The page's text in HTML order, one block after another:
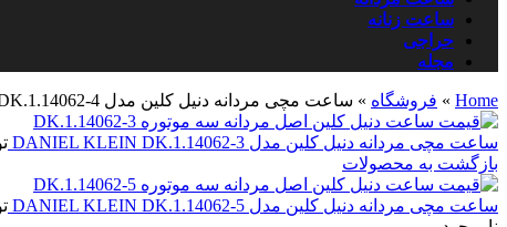
ساعت زنانه
حراجی
مجله
Home
» فروشگاه » ساعت مچی مردانه دنیل کلین مدل DANIEL KLEIN DK.1.14062-4
ساعت مچی مردانه دنیل کلین مدل DANIEL KLEIN DK.1.14062-3
بازگشت به محصولات
ساعت مچی مردانه دنیل کلین مدل DANIEL KLEIN DK.1.14062-5